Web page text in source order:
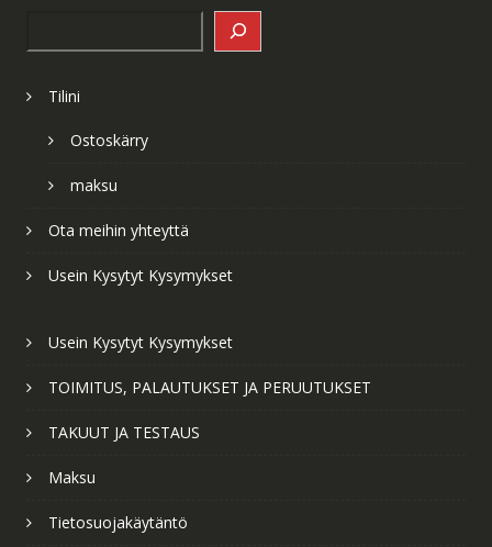
Tilini
Ostoskärry
maksu
Ota meihin yhteyttä
Usein Kysytyt Kysymykset
Usein Kysytyt Kysymykset
TOIMITUS, PALAUTUKSET JA PERUUTUKSET
TAKUUT JA TESTAUS
Maksu
Tietosuojakäytäntö